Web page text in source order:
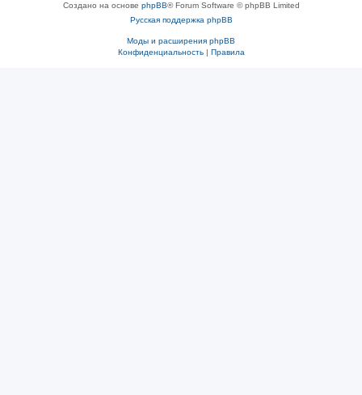
Создано на основе phpBB® Forum Software © phpBB Limited
Русская поддержка phpBB
Моды и расширения phpBB
Конфиденциальность| Правила